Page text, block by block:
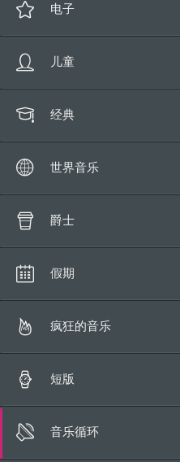
科幻片
恐怖/悬疑
电子
儿童
经典
世界音乐
爵士
假期
圣诞
疯狂的音乐
短版
流行乐
电子
音乐循环